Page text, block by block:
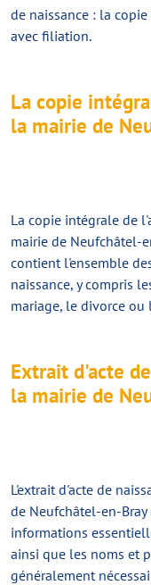
de naissance : la
avec filiation.
La copie
la mairie de
La copie intégrale de
mairie de Neufchâtel-
contient l'ensemble
naissance, y compris
mariage, le divorce ou
Extrait d'acte
la mairie de
L'extrait d'acte de
de Neufchâtel-en-
informations
ainsi que les noms et
généralement